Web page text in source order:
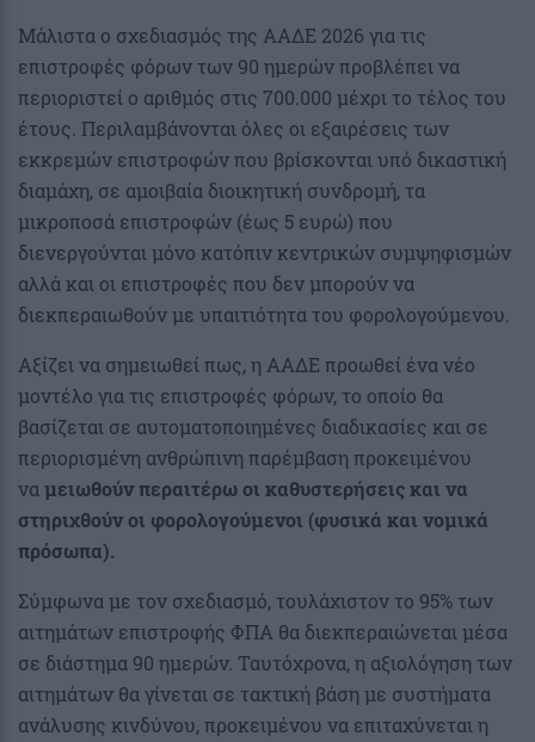
Μάλιστα ο σχεδιασμός της ΑΑΔΕ 2026 για τις
επιστροφές φόρων των 90 ημερών προβλέπει να
περιοριστεί ο αριθμός στις 700.000 μέχρι το τέλος του
έτους. Περιλαμβάνονται όλες οι εξαιρέσεις των
εκκρεμών επιστροφών που βρίσκονται υπό δικαστική
διαμάχη, σε αμοιβαία διοικητική συνδρομή, τα
μικροποσά επιστροφών (έως 5 ευρώ) που
διενεργούνται μόνο κατόπιν κεντρικών συμψηφισμών
αλλά και οι επιστροφές που δεν μπορούν να
διεκπεραιωθούν με υπαιτιότητα του φορολογούμενου.
Αξίζει να σημειωθεί πως, η ΑΑΔΕ προωθεί ένα νέο
μοντέλο για τις επιστροφές φόρων, το οποίο θα
βασίζεται σε αυτοματοποιημένες διαδικασίες και σε
περιορισμένη ανθρώπινη παρέμβαση προκειμένου
να μειωθούν περαιτέρω οι καθυστερήσεις και να
στηριχθούν οι φορολογούμενοι (φυσικά και νομικά
πρόσωπα).
Σύμφωνα με τον σχεδιασμό, τουλάχιστον το 95% των
αιτημάτων επιστροφής ΦΠΑ θα διεκπεραιώνεται μέσα
σε διάστημα 90 ημερών. Ταυτόχρονα, η αξιολόγηση των
αιτημάτων θα γίνεται σε τακτική βάση με συστήματα
ανάλυσης κινδύνου, προκειμένου να επιταχύνεται η